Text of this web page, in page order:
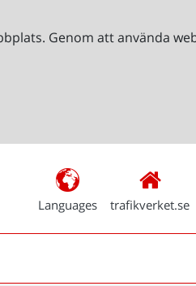
Genom att använda
Languages trafikverket.se